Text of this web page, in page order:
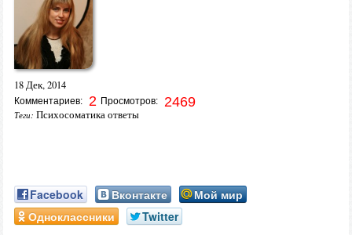
18 Дек, 2014
Комментариев: 2 Просмотров: 2469
Теги: Психосоматика ответы
Facebook Вконтакте
Мой мир
Одноклассники
Twitter